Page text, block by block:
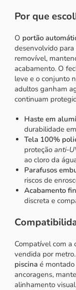
Por que
O portão
desenvolvido
removível,
acabamento. O
leve e o conjunto
adultos ganham
continuam
Haste em
durabilidade
Tela 100%
proteção anti-
ao cloro da
Parafusos
riscos de
Acabamento
discreta e
Compatível com a
vendida por
piscina é
ancoragens,
alinhamento